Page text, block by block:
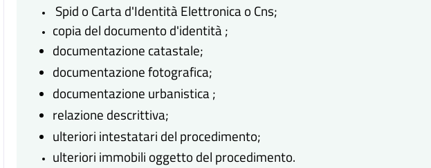
Spid o Carta d'Identità Elettronica o Cns;
copia del documento d'identità ;
documentazione catastale;
documentazione fotografica;
documentazione urbanistica ;
relazione descrittiva;
ulteriori intestatari del procedimento;
ulteriori immobili oggetto del procedimento.